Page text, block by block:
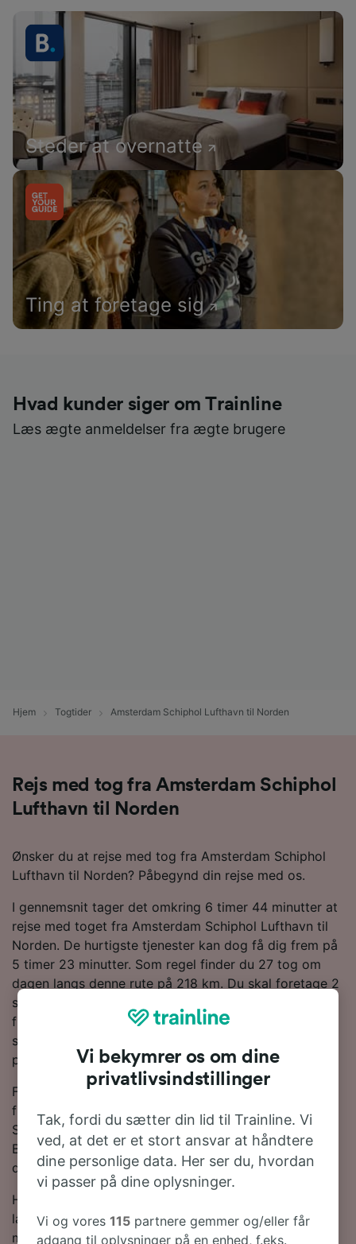
Steder at overnatte
Ting at foretage sig
Hvad kunder siger om Trainline
Læs ægte anmeldelser fra ægte brugere
Hjem Togtider Amsterdam Schiphol Lufthavn til Norden
Rejs med tog fra Amsterdam Schiphol
Lufthavn til Norden
Ønsker du at rejse med tog fra Amsterdam Schiphol
Lufthavn til Norden? Påbegynd din rejse med os.
I gennemsnit tager det omkring 6 timer 44 minutter at
rejse med toget fra Amsterdam Schiphol Lufthavn til
Norden. De hurtigste tjenester kan dog få dig frem på
5 timer 23 minutter. Som regel finder du 27 tog om
dagen langs denne rute på 218 km. Du skal foretage 2
skift på rejsen til Norden, da der i øjeblikket ikke
findes direkte tjenester på denne rute. DB er den
største operatør på denne rute og vil få dig til Norden
på 0,5.
For at hjælpe dig med at få de bedste togpriser har vi
fremhævet de billigste togbilletter fra Amsterdam
Schiphol Lufthavn tli Norden i vores Rejseplanlægger.
Bare husk på, at jo tidligere du bestiller dine billetter,
desto mere vil du spare!
Har du lyst til at bestille dine togbilletter nu? Så bare
lav en søgning med os i dag. Hvis du vil finde ud af
mere om rejsen, så læs videre om togplaner
Vi bekymrer os om dine
privatlivsindstillinger
Tak, fordi du sætter din lid til Trainline. Vi
ved, at det er et stort ansvar at håndtere
dine personlige data. Her ser du, hvordan
vi passer på dine oplysninger.
Vi og vores115 partnere gemmer og/eller får
adgang til oplysninger på en enhed, f.eks.